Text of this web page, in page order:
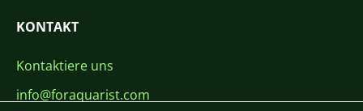
KONTAKT
Kontaktiere uns
info@foraquarist.com